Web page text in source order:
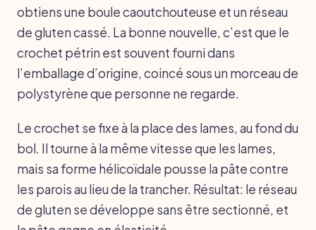
obtiens une boule caoutchouteuse et un réseau
de gluten cassé. La bonne nouvelle, c’est que le
crochet pétrin est souvent fourni dans
l’emballage d’origine, coincé sous un morceau de
polystyrène que personne ne regarde.
Le crochet se fixe à la place des lames, au fond du
bol. Il tourne à la même vitesse que les lames,
mais sa forme hélicoïdale pousse la pâte contre
les parois au lieu de la trancher. Résultat: le réseau
de gluten se développe sans être sectionné, et